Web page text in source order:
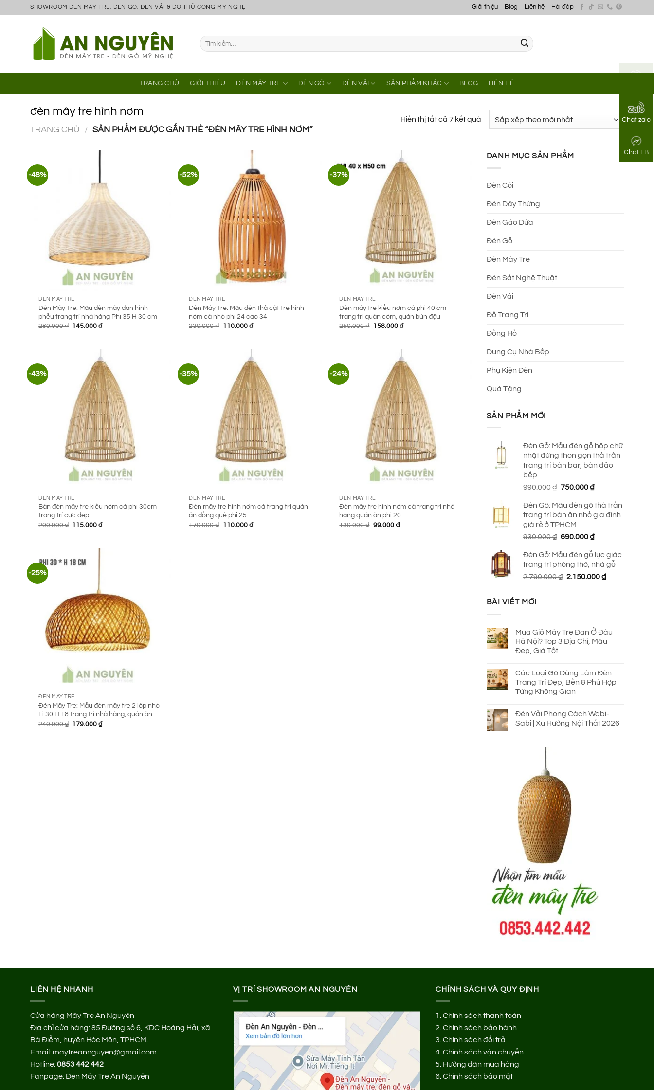
Chat zalo
Chat FB
SHOWROOM ĐÈN MÂY TRE, ĐÈN GỖ, ĐÈN VẢI & ĐỒ THỦ CÔNG MỸ NGHỆ Giới thiệu Blog Liên hệ Hỏi đáp
Tìm
kiếm:
TRANG CHỦ GIỚI THIỆU ĐÈN MÂY TRE ĐÈN GỖ ĐÈN VẢI SẢN PHẨM KHÁC BLOG LIÊN HỆ
đèn mây tre hình nơm
TRANG CHỦ / SẢN PHẨM ĐƯỢC GẮN THẺ “ĐÈN MÂY TRE HÌNH NƠM”
Hiển thị tất cả 7 kết quảĐã
sắp
theo
mới
-48%
ĐÈN MÂY TRE
Đèn Mây Tre: Mẫu đèn mây đan hình
phễu trang trí nhà hàng Phi 35 H 30 cm
280.000₫ Giá
145.000₫Giá
-52%
ĐÈN MÂY TRE
Đèn Mây Tre: Mẫu đèn thả cật tre hình
nơm cá nhỏ phi 24 cao 34
230.000₫ Giá
110.000 ₫Giá
-37%
ĐÈN MÂY TRE
Đèn mây tre kiểu nơm cá phi 40 cm
trang trí quán cơm, quán bún đậu
250.000₫ Giá
158.000 ₫Giá
-43%
ĐÈN MÂY TRE
Bán đèn mây tre kiểu nơm cá phi 30cm
trang trí cực đẹp
200.000₫ Giá
115.000₫Giá
-35%
ĐÈN MÂY TRE
Đèn mây tre hình nơm cá trang trí quán
ăn đồng quê phi 25
170.000₫ Giá
110.000 ₫Giá
-24%
ĐÈN MÂY TRE
Đèn mây tre hình nơm cá trang trí nhà
hàng quán ăn phi 20
130.000₫ Giá
99.000 ₫Giá
-25%
ĐÈN MÂY TRE
Đèn Mây Tre: Mẫu đèn mây tre 2 lớp nhỏ
Fi 30 H 18 trang trí nhà hàng, quán ăn
240.000₫ Giá
179.000₫Giá
DANH MỤC SẢN PHẨM
Đèn Cói
Đèn Dây Thừng
Đèn Gáo Dừa
Đèn Gỗ
Đèn Mây Tre
Đèn Sắt Nghệ Thuật
Đèn Vải
Đồ Trang Trí
Đồng Hồ
Dung Cụ Nhà Bếp
Phụ Kiện Đèn
Quà Tặng
SẢN PHẨM MỚI
Đèn Gỗ: Mẫu đèn gỗ hộp chữ
nhật đứng thon gọn thả trần
trang trí bàn bar, bàn đảo
bếp
990.000₫ Giá
là:
990.000 ₫.
750.000₫Giá
tại
là:
Đèn Gỗ: Mẫu đèn gỗ thả trần
trang trí bàn ăn nhỏ gia đình
giá rẻ ở TPHCM
930.000₫ Giá
là:
930.000 ₫.
690.000₫Giá
tại
là:
690.000 ₫.
Đèn Gỗ: Mẫu đèn gỗ lục giác
trang trí phòng thờ, nhà gỗ
2.790.000₫ Giá
2.150.000₫Giá
BÀI VIẾT MỚI
Mua Giỏ Mây Tre Đan Ở Đâu
Hà Nội? Top 3 Địa Chỉ, Mẫu
Đẹp, Giá Tốt
Các Loại Gỗ Dùng Làm Đèn
Trang Trí Đẹp, Bền & Phù Hợp
Từng Không Gian
Đèn Vải Phong Cách Wabi-
Sabi | Xu Hướng Nội Thất 2026
LIÊN HỆ NHANH
Cửa hàng Mây Tre An Nguyên
Địa chỉ cửa hàng:85 Đường số 6, KDC Hoàng Hải, xã
Bà Điểm, huyện Hóc Môn, TPHCM.
Email: maytreannguyen@gmail.com
Hotline:0853 442 442
Fanpage:Đèn Mây Tre An Nguyên
VỊ TRÍ SHOWROOM AN NGUYÊN CHÍNH SÁCH VÀ QUY ĐỊNH
1.Chính sách thanh toán
2.Chính sách bảo hành
3.Chính sách đổi trả
4.Chính sách vận chuyển
5. Hướng dẫn mua hàng
6.Chính sách bảo mật